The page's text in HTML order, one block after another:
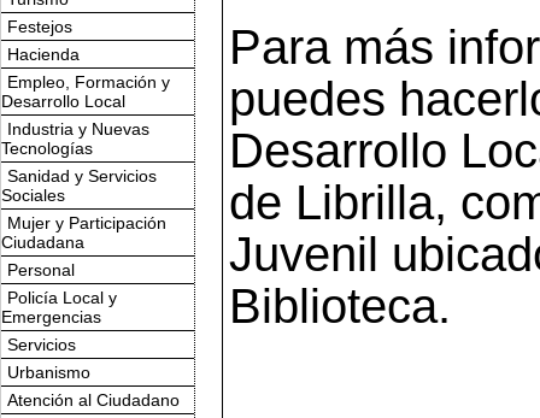
Festejos
Hacienda
Empleo, Formación y
Desarrollo Local
Industria y Nuevas
Tecnologías
Sanidad y Servicios
Sociales
Mujer y Participación
Ciudadana
Personal
Policía Local y
Emergencias
Servicios
Urbanismo
Atención al Ciudadano
Para más
puedes
Desarrollo
de Librilla,
Juvenil
Biblioteca.